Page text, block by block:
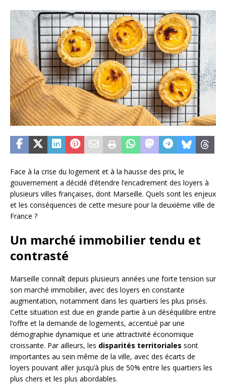
Face à la crise du logement et à la hausse des prix, le
gouvernement a décidé d’étendre l’encadrement des loyers à
plusieurs villes françaises, dont Marseille. Quels sont les enjeux
et les conséquences de cette mesure pour la deuxième ville de
France ?
Un marché immobilier tendu et
contrasté
Marseille connaît depuis plusieurs années une forte tension sur
son marché immobilier, avec des loyers en constante
augmentation, notamment dans les quartiers les plus prisés.
Cette situation est due en grande partie à un déséquilibre entre
l’offre et la demande de logements, accentué par une
démographie dynamique et une attractivité économique
croissante. Par ailleurs, les disparités territoriales sont
importantes au sein même de la ville, avec des écarts de
loyers pouvant aller jusqu’à plus de 50% entre les quartiers les
plus chers et les plus abordables.